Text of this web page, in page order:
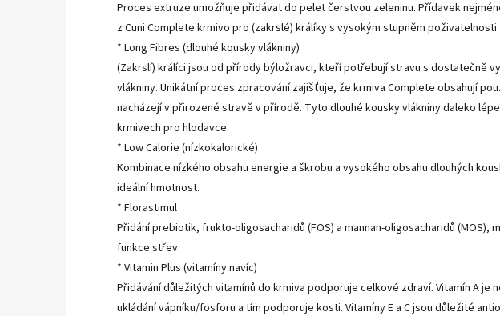
Proces extruze umožňuje přidávat do pelet čerstvou zeleninu. Přídavek
z Cuni Complete krmivo pro (zakrslé) králíky s vysokým stupněm poživatelnosti.
* Long Fibres (dlouhé kousky vlákniny)
(Zakrslí) králíci jsou od přírody býložravci, kteří potřebují stravu s dostatečně
vlákniny. Unikátní proces zpracování zajišťuje, že krmiva Complete obsahují
nacházejí v přirozené stravě v přírodě. Tyto dlouhé kousky vlákniny daleko
krmivech pro hlodavce.
* Low Calorie (nízkokalorické)
Kombinace nízkého obsahu energie a škrobu a vysokého obsahu dlouhých
ideální hmotnost.
* Florastimul
Přidání prebiotik, frukto-oligosacharidů (FOS) a mannan-oligosacharidů
funkce střev.
* Vitamin Plus (vitamíny navíc)
Přidávání důležitých vitamínů do krmiva podporuje celkové zdraví. Vitamín A
ukládání vápníku/fosforu a tím podporuje kosti. Vitamíny E a C jsou důležité